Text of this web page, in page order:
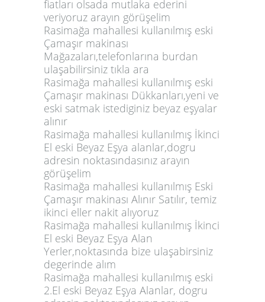
fiatları olsada mutlaka ederini
veriyoruz arayın görüşelim
Rasimağa mahallesi kullanılmış eski
Çamaşır makinası
Mağazaları,telefonlarına burdan
ulaşabilirsiniz tıkla ara
Rasimağa mahallesi kullanılmış eski
Çamaşır makinası Dükkanları,yeni ve
eski satmak istediginiz beyaz eşyalar
alınır
Rasimağa mahallesi kullanılmış İkinci
El eski Beyaz Eşya alanlar,dogru
adresin noktasındasınız arayın
görüşelim
Rasimağa mahallesi kullanılmış Eski
Çamaşır makinası Alınır Satılır, temiz
ikinci eller nakit alıyoruz
Rasimağa mahallesi kullanılmış İkinci
El eski Beyaz Eşya Alan
Yerler,noktasında bize ulaşabirsiniz
degerinde alım
Rasimağa mahallesi kullanılmış eski
2.El eski Beyaz Eşya Alanlar, dogru